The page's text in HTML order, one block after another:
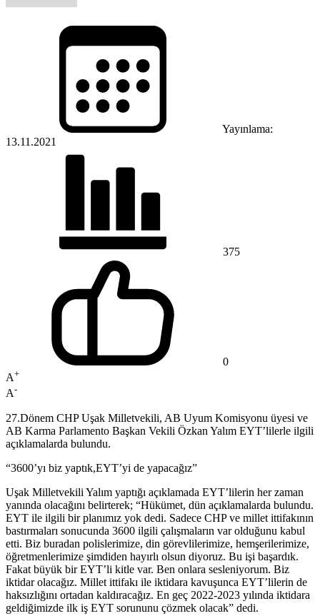
Yayınlama:
13.11.2021
375
0
A+
A-
27.Dönem CHP Uşak Milletvekili, AB Uyum Komisyonu üyesi ve
AB Karma Parlamento Başkan Vekili Özkan Yalım EYT’lilerle ilgili
açıklamalarda bulundu.
“3600’yı biz yaptık,EYT’yi de yapacağız”
Uşak Milletvekili Yalım yaptığı açıklamada EYT’lilerin her zaman
yanında olacağını belirterek; “Hükümet, dün açıklamalarda bulundu.
EYT ile ilgili bir planımız yok dedi. Sadece CHP ve millet ittifakının
bastırmaları sonucunda 3600 ilgili çalışmaların var olduğunu kabul
etti. Biz buradan polislerimize, din görevlilerimize, hemşerilerimize,
öğretmenlerimize şimdiden hayırlı olsun diyoruz. Bu işi başardık.
Fakat büyük bir EYT’li kitle var. Ben onlara sesleniyorum. Biz
iktidar olacağız. Millet ittifakı ile iktidara kavuşunca EYT’lilerin de
haksızlığını ortadan kaldıracağız. En geç 2022-2023 yılında iktidara
geldiğimizde ilk iş EYT sorununu çözmek olacak” dedi.